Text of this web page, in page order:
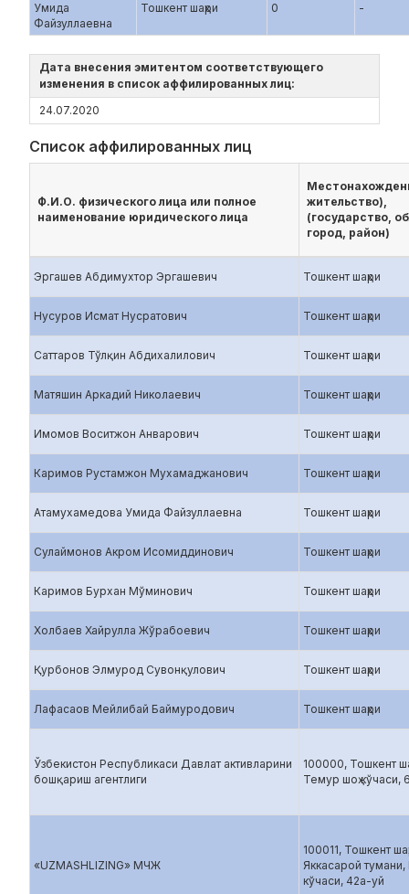
Умида
Файзуллаевна
Тошкент шаҳри 0 -
Дата внесения эмитентом соответствующего
изменения в список аффилированных лиц:
24.07.2020
Список аффилированных лиц
Ф.И.О. физического лица или полное
наименование юридического лица
жительство),
(государство,
город, район)
Эргашев Абдимухтор Эргашевич Тошкент шаҳри
Нусуров Исмат Нусратович Тошкент шаҳри
Саттаров Тўлқин Абдихалилович Тошкент шаҳри
Матяшин Аркадий Николаевич Тошкент шаҳри
Имомов Воситжон Анварович Тошкент шаҳри
Каримов Рустамжон Мухамаджанович Тошкент шаҳри
Атамухамедова Умида Файзуллаевна Тошкент шаҳри
Сулаймонов Акром Исомиддинович Тошкент шаҳри
Каримов Бурхан Мўминович Тошкент шаҳри
Холбаев Хайрулла Жўрабоевич Тошкент шаҳри
Қурбонов Элмурод Сувонқулович Тошкент шаҳри
Лафасаов Мейлибай Баймуродович Тошкент шаҳри
Ўзбекистон Республикаси Давлат активларини
бошқариш агентлиги
100000, Тошкент
Темур шоҳ кўчаси,
«UZMASHLIZING» МЧЖ
100011, Тошкент
Яккасарой
кўчаси, 42а-уй